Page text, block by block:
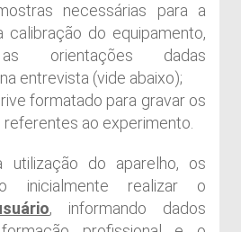
necessárias para a
calibração do equipamento,
orientações dadas
entrevista (vide abaixo);
formatado para gravar os
ao experimento.
utilização do aparelho, os
inicialmente realizar o
, informando dados